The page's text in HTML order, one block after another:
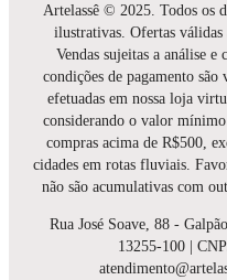
Artelassê © 2025. Todos os
ilustrativas. Ofertas válidas
Vendas sujeitas a análise e
condições de pagamento
efetuadas em nossa loja
considerando o valor
compras acima de R$500,
cidades em rotas fluviais.
não são acumulativas com
Rua José Soave, 88 -
13255-100 |